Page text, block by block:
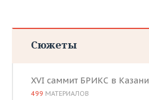
Сюжеты
XVI саммит БРИКС в Казани
499 МАТЕРИАЛОВ